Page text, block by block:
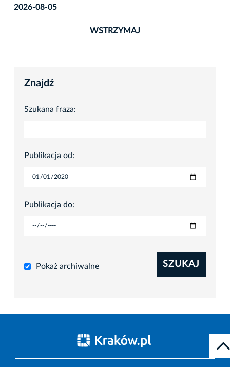
2026-08-05
WSTRZYMAJ
Znajdź
Szukana fraza:
Publikacja od:
Publikacja do:
Pokaż archiwalne SZUKAJ